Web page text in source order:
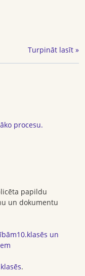
Turpināt lasīt »
procesu.
papildu
un dokumentu
un
.